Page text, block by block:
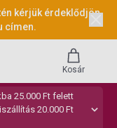
kérjük érdeklődjön
címen.
25.000 Ft felett
20.000 Ft
Kosár